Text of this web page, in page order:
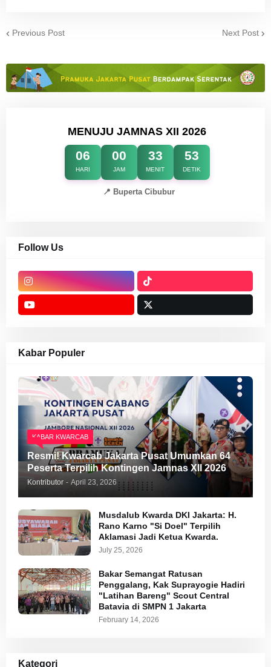
Previous Post Next Post
MENUJU JAMNAS XII 2026
06
HARI
00
JAM
33
MENIT
52
DETIK
📍 Buperta Cibubur
Follow Us
Kabar Populer
KABAR KWARCAB
Resmi! Kwarcab Jakarta Pusat Umumkan 64
Peserta Terpilih Kontingen Jamnas XII 2026
Kontributor - April 23, 2026
Musdalub Kwarda DKI Jakarta: H.
Rano Karno "Si Doel" Terpilih
Aklamasi Jadi Ketua Kwarda.
July 25, 2026
Bakar Semangat Ratusan
Penggalang, Kak Suprayogie Hadiri
"Latihan Bareng" Scout Central
Batavia di SMPN 1 Jakarta
February 14, 2026
Kategori